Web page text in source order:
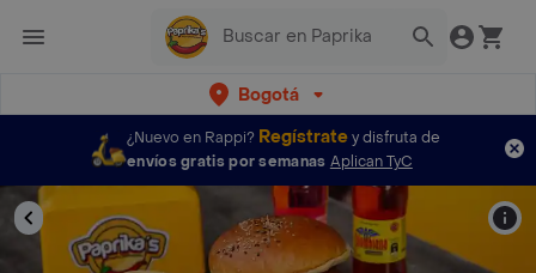
Bogotá
¿Nuevo en Rappi? Regístratey disfruta de
envíos gratis por semanas Aplican TyC